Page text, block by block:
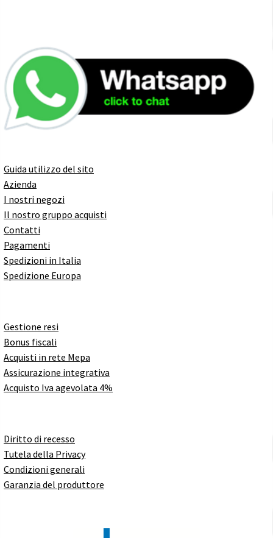
Guida utilizzo del sito
Azienda
I nostri negozi
Il nostro gruppo acquisti
Contatti
Pagamenti
Spedizioni in Italia
Spedizione Europa
Gestione resi
Bonus fiscali
Acquisti in rete Mepa
Assicurazione integrativa
Acquisto Iva agevolata 4%
Diritto di recesso
Tutela della Privacy
Condizioni generali
Garanzia del produttore